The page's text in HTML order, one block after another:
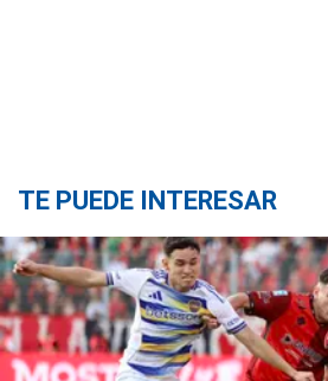
TE PUEDE INTERESAR